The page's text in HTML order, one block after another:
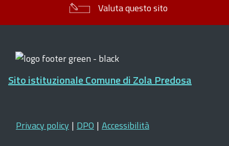
Valuta questo sito
Sito istituzionale Comune di Zola Predosa
Privacy policy | DPO | Accessibilità